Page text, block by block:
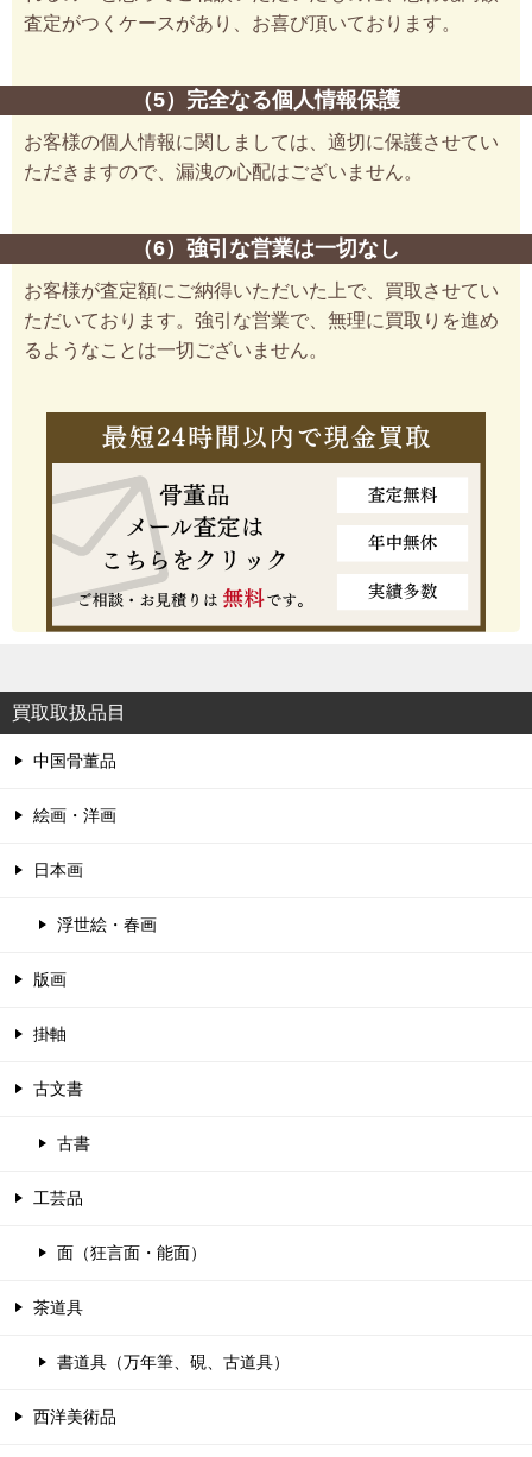
査定がつくケースがあり、お喜び頂いております。
（5）完全なる個人情報保護
お客様の個人情報に関しましては、適切に保護させてい
ただきますので、漏洩の心配はございません。
（6）強引な営業は一切なし
お客様が査定額にご納得いただいた上で、買取させてい
ただいております。強引な営業で、無理に買取りを進め
るようなことは一切ございません。
買取取扱品目
中国骨董品
絵画・洋画
日本画
浮世絵・春画
版画
掛軸
古文書
古書
工芸品
面（狂言面・能面）
茶道具
書道具（万年筆、硯、古道具）
西洋美術品